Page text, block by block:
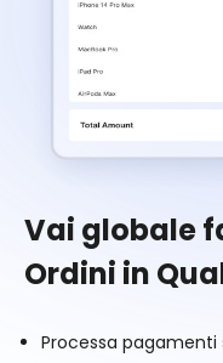
Vai globale
Ordini in
Processa pagamenti